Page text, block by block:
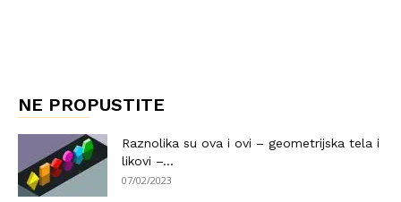
NE PROPUSTITE
Raznolika su ova i ovi – geometrijska tela i
likovi –...
07/02/2023